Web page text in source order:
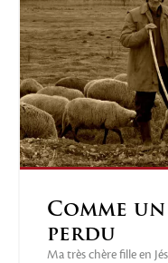
Comme
perdu
Ma très chère fille en